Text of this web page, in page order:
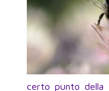
certo punto della